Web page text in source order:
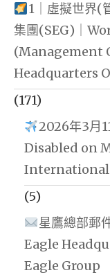
1｜虛擬世界(
集團(SEG)｜
(Management
Headquarters
(171)
2026年3月
Disabled on
(5)
星鷹總部郵
Eagle
Eagle Group